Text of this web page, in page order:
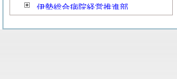
伊勢総合病院経営推進部
消防署